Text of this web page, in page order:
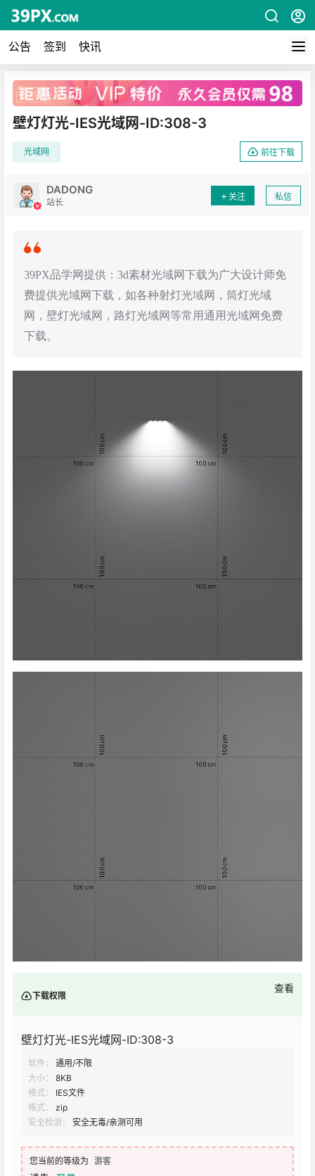
公告 签到 快讯
广告
壁灯灯光-IES光域网-ID:308-3
光域网 前往下载
DADONG
站长
关注 私信
39PX品学网提供：3d素材光域网下载为广大设计师免
费提供光域网下载，如各种射灯光域网，筒灯光域
网，壁灯光域网，路灯光域网等常用通用光域网免费
下载。
下载权限
查看
壁灯灯光-IES光域网-ID:308-3
软件：
通用/不限
大小：
8KB
格式：
IES文件
格式：
zip
安全检测：
安全无毒/亲测可用
您当前的等级为 游客